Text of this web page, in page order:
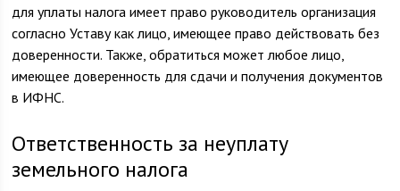
для уплаты налога имеет право руководитель организация
согласно Уставу как лицо, имеющее право действовать без
доверенности. Также, обратиться может любое лицо,
имеющее доверенность для сдачи и получения документов
в ИФНС.
Ответственность за неуплату
земельного налога